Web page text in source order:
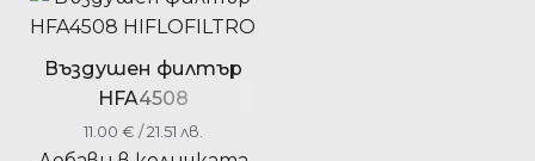
Въздушен филтър
HFA4508
HIFLOFILTRO
11.00 € / 21.51 лв.